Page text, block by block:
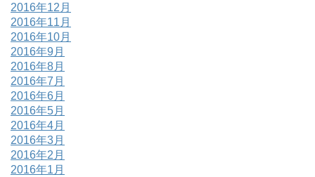
2016年12月
2016年11月
2016年10月
2016年9月
2016年8月
2016年7月
2016年6月
2016年5月
2016年4月
2016年3月
2016年2月
2016年1月